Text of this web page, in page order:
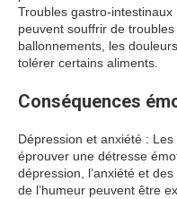
Troubles gastro-intestinaux
peuvent souffrir de
ballonnements, les
tolérer certains aliments.
Conséquences
Dépression et anxiété :
éprouver une détresse
dépression, l’anxiété et
de l’humeur peuvent être